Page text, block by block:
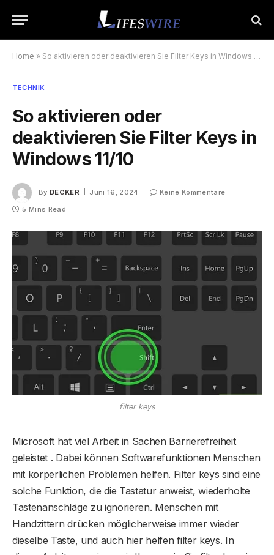
Home » So aktivieren oder deaktivieren Sie Filter Keys in Windows 11/10
TECHNIK
So aktivieren oder
deaktivieren Sie Filter Keys in
Windows 11/10
By DECKER Juni 16, 2024
Keine Kommentare
5 Mins Read
filter keys
Microsoft hat viel Arbeit in Sachen Barrierefreiheit
geleistet . Dabei können Softwarefunktionen Menschen
mit körperlichen Problemen helfen. Filter keys sind eine
solche Funktion, die die Tastatur anweist, wiederholte
Tastenanschläge zu ignorieren. Menschen mit
Handzittern drücken möglicherweise immer wieder
dieselbe Taste, und auch hier helfen filter keys. In